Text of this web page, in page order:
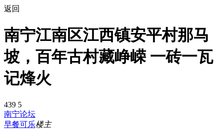
返回
南宁江南区江西镇安平村那马
坡，百年古村藏峥嵘 一砖一瓦
记烽火
439 5
南宁论坛
早餐可乐楼主